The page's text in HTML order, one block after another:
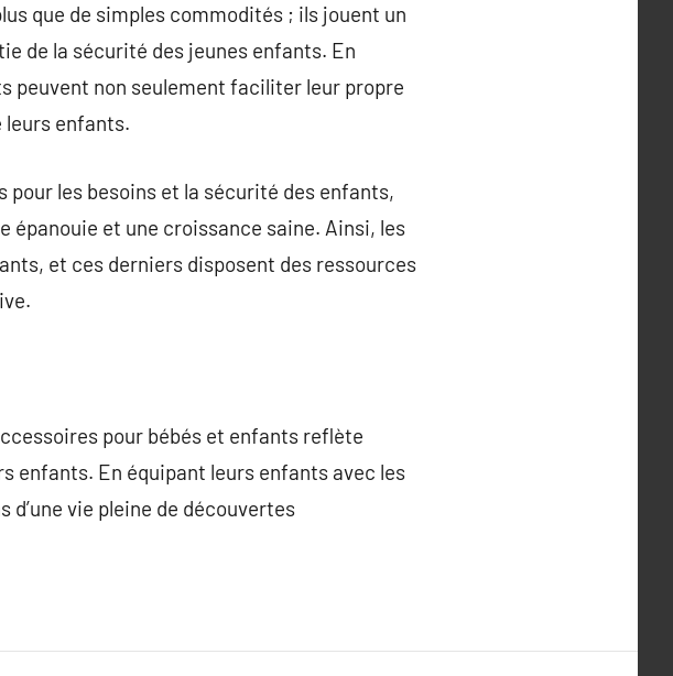
que de simples commodités ; ils jouent un
de la sécurité des jeunes enfants. En
peuvent non seulement faciliter leur propre
leurs enfants.
les besoins et la sécurité des enfants,
épanouie et une croissance saine. Ainsi, les
et ces derniers disposent des ressources
pour bébés et enfants reflète
enfants. En équipant leurs enfants avec les
vie pleine de découvertes